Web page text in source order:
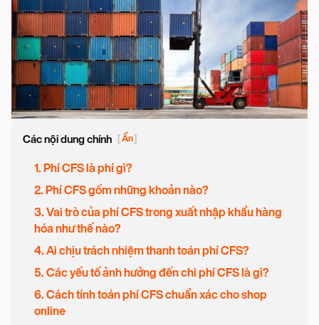
Các nội dung chính [Ẩn]
1. Phí CFS là phí gì?
2. Phí CFS gồm những khoản nào?
3. Vai trò của phí CFS trong xuất nhập khẩu hàng
hóa như thế nào?
4. Ai chịu trách nhiệm thanh toán phí CFS?
5. Các yếu tố ảnh hưởng đến chi phí CFS là gì?
6. Cách tính toán phí CFS chuẩn xác cho shop
online